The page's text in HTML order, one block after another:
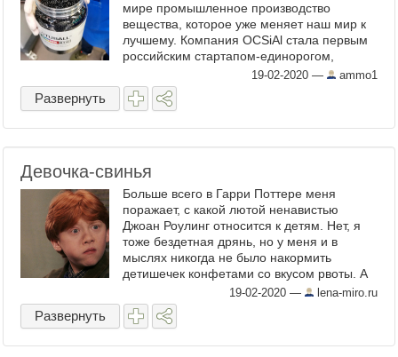
мире промышленное производство
вещества, которое уже меняет наш мир к
лучшему. Компания OCSiAl стала первым
российским стартапом-единорогом,
который оценивается более, чем в
миллиард долларов. OCSiAl ...
19-02-2020 — ammo1
Развернуть
Девочка-свинья
Больше всего в Гарри Поттере меня
поражает, с какой лютой ненавистью
Джоан Роулинг относится к детям. Нет, я
тоже бездетная дрянь, но у меня и в
мыслях никогда не было накормить
детишечек конфетами со вкусом рвоты. А
вот для Роулинг такое -- в порядке вещей.
Фото: Соцсети Что может ...
19-02-2020 — lena-miro.ru
Развернуть